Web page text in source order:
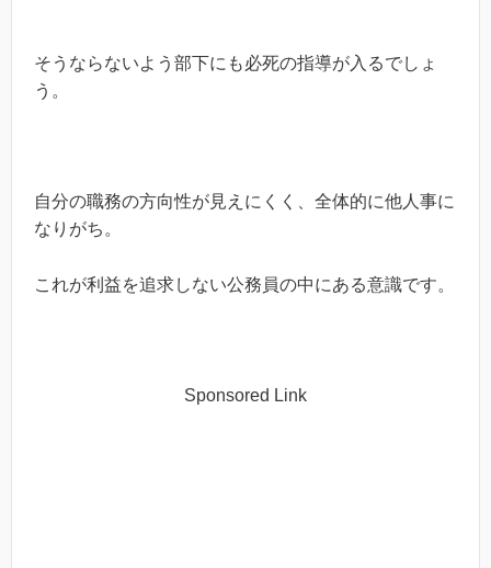
そうならないよう部下にも必死の指導が入るでしょ
う。
自分の職務の方向性が見えにくく、全体的に他人事に
なりがち。
これが利益を追求しない公務員の中にある意識です。
Sponsored Link